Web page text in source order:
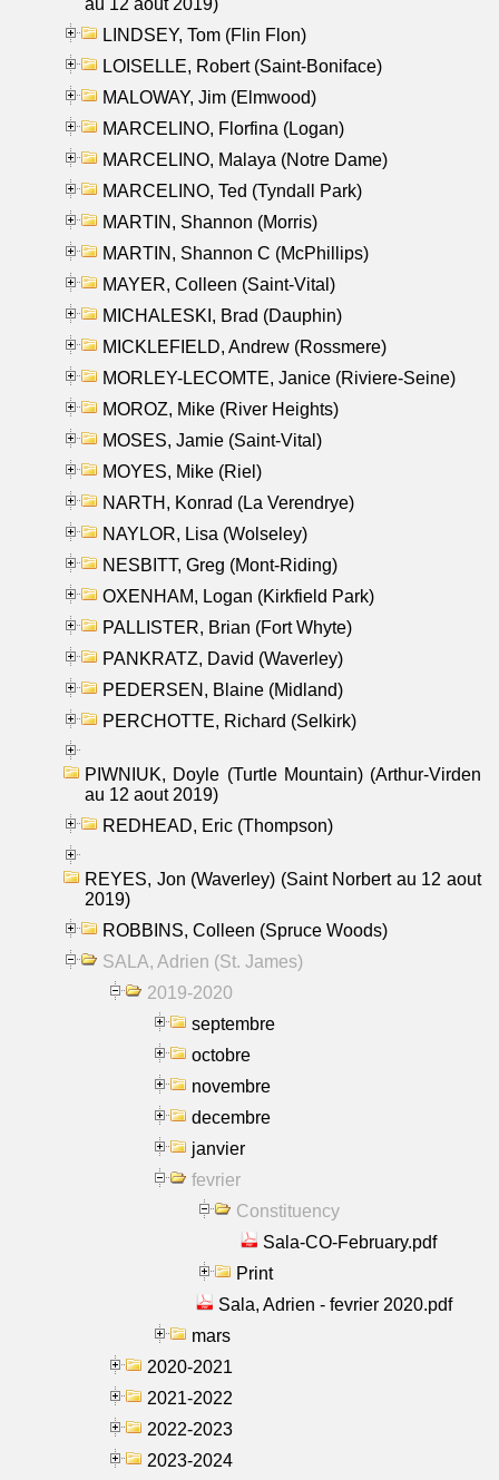
LINDSEY, Tom (Flin Flon)
LOISELLE, Robert (Saint-Boniface)
MALOWAY, Jim (Elmwood)
MARCELINO, Florfina (Logan)
MARCELINO, Malaya (Notre Dame)
MARCELINO, Ted (Tyndall Park)
MARTIN, Shannon (Morris)
MARTIN, Shannon C (McPhillips)
MAYER, Colleen (Saint-Vital)
MICHALESKI, Brad (Dauphin)
MICKLEFIELD, Andrew (Rossmere)
MORLEY-LECOMTE, Janice (Riviere-Seine)
MOROZ, Mike (River Heights)
MOSES, Jamie (Saint-Vital)
MOYES, Mike (Riel)
NARTH, Konrad (La Verendrye)
NAYLOR, Lisa (Wolseley)
NESBITT, Greg (Mont-Riding)
OXENHAM, Logan (Kirkfield Park)
PALLISTER, Brian (Fort Whyte)
PANKRATZ, David (Waverley)
PEDERSEN, Blaine (Midland)
PERCHOTTE, Richard (Selkirk)
PIWNIUK, Doyle (Turtle Mountain) (Arthur-Virden
au 12 aout 2019)
REDHEAD, Eric (Thompson)
REYES, Jon (Waverley) (Saint Norbert au 12 aout
2019)
ROBBINS, Colleen (Spruce Woods)
SALA, Adrien (St. James)
2019-2020
septembre
octobre
novembre
decembre
janvier
fevrier
Constituency
Sala-CO-February.pdf
Print
Sala, Adrien - fevrier 2020.pdf
mars
2020-2021
2021-2022
2022-2023
2023-2024